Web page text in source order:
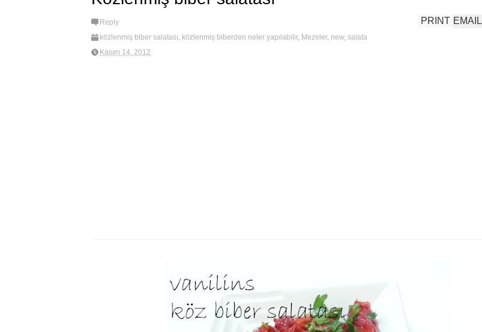
Reply
közlenmiş biber salatası, közlenmiş biberden neler yapılabilir, Mezeler, new, salata
Kasım 14, 2012
EMAIL
PRINT